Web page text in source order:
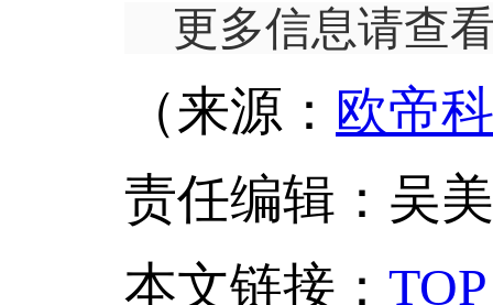
更多信息请查
（来源： 欧帝
责任编辑：吴
本文链接 ：